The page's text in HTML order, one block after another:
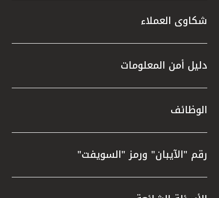
شكاوى العملاء
دليل أمن المعلومات
الوظائف
رقم "الآيبان" ورمز "السويفت"